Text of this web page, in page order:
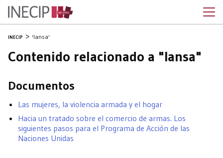
INECIP 'Iansa'
Contenido relacionado a "Iansa"
Documentos
Las mujeres, la violencia armada y el hogar
Hacia un tratado sobre el comercio de armas. Los
siguientes pasos para el Programa de Acción de las
Naciones Unidas